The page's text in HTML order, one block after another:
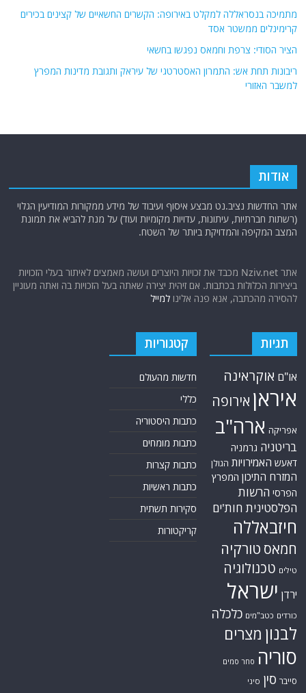
מתמיכה בנסראללה למקלט באירופה: הקשרים החשאיים של קצינים בכירים
קרימינלים ממשטר אסד
הציר הסודי: צרפת וחמאס נפגשו בחשאי
ריבונות תחת אש: התמרון האסטרטגי של עיראק ותגובת מדינות המפרץ
למשבר האזורי
אודות
אתר החדשות נציב.נט מבצע איסוף ועיבוד של מידע ממקורות המודיעין הגלוי
(רשתות חברתיות, עיתונות, עדויות מקומיות ועוד) על מנת להביא את תמונת
המצב המקיפה והמדויקת ביותר של השטח.
אתר Nziv.net מכבד את זכויות היוצרים ועושה מאמצים לאיתור בעלי הזכויות
ביצירות הכלולות בכתבות. אם זיהית יצירה שאתה בעל הזכויות בה ואתה מעוניין
להסירה מהכתבה, אנא פנה אלינולמייל
תגיות
או"ם אוקראינה
איראן אירופה
אפריקה ארה"ב
בריטניה גרמניה
דאעש האמירויות הגולן
המזרח התיכון המפרץ
הפרסי הרשות
הפלסטינית חות'ים
חיזבאללה
חמאס טורקיה
טילים טכנולוגיה
ירדן ישראל
כורדים כטב"מים כלכלה
לבנון מצרים
סוריה סחר סמים
סייבר סין סיני
קטגוריות
חדשות מהעולם
כללי
כתבות היסטוריה
כתבות מומחים
כתבות קצרות
כתבות ראשיות
סקירות תשתית
קריקטורות